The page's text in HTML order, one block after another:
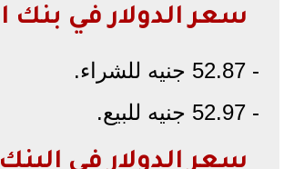
سعر الدولار في بنك
- 52.87 جنيه للشراء.
- 52.97 جنيه للبيع.
سعر الدولار في البنك